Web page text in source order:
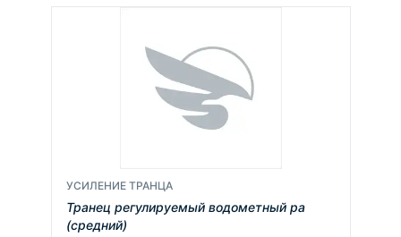
УСИЛЕНИЕ ТРАНЦА
Транец регулируемый водометный ра
(средний)